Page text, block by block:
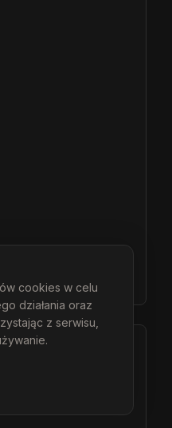
cookies w celu
działania oraz
z serwisu,